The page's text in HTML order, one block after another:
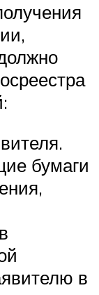
бумаги
в